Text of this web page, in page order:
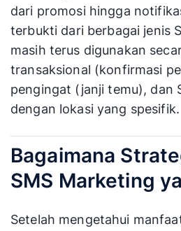
dari promosi hingga
terbukti dari berbagai jenis
masih terus digunakan
transaksional (konfirmasi
pengingat (janji temu), dan
dengan lokasi yang spesifik.
Bagaimana
SMS Marketing
Setelah mengetahui